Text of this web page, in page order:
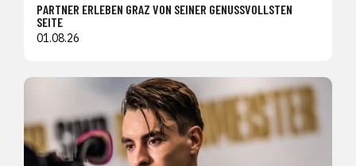
PARTNER ERLEBEN GRAZ VON SEINER GENUSSVOLLSTEN
SEITE
01.08.26